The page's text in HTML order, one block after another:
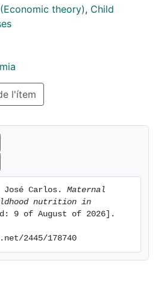
theory), Child
l'ítem
José Carlos. Maternal
nutrition in
9 of August of 2026].
2445/178740